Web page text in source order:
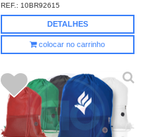
REF.: 10BR92615
DETALHES
colocar no carrinho